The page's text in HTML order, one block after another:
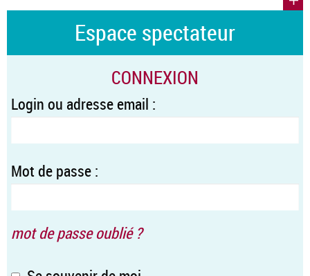
Espace spectateur
CONNEXION
Login ou adresse email :
Mot de passe :
mot de passe oublié ?